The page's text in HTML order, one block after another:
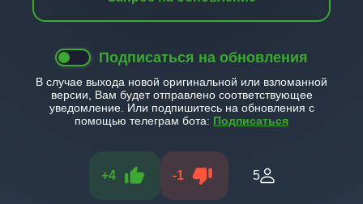
Подписаться на обновления
В случае выхода новой оригинальной или взломанной
версии, Вам будет отправлено соответствующее
уведомление. Или подпишитесь на обновления с
помощью телеграм бота: Подписаться
+4 -1 5